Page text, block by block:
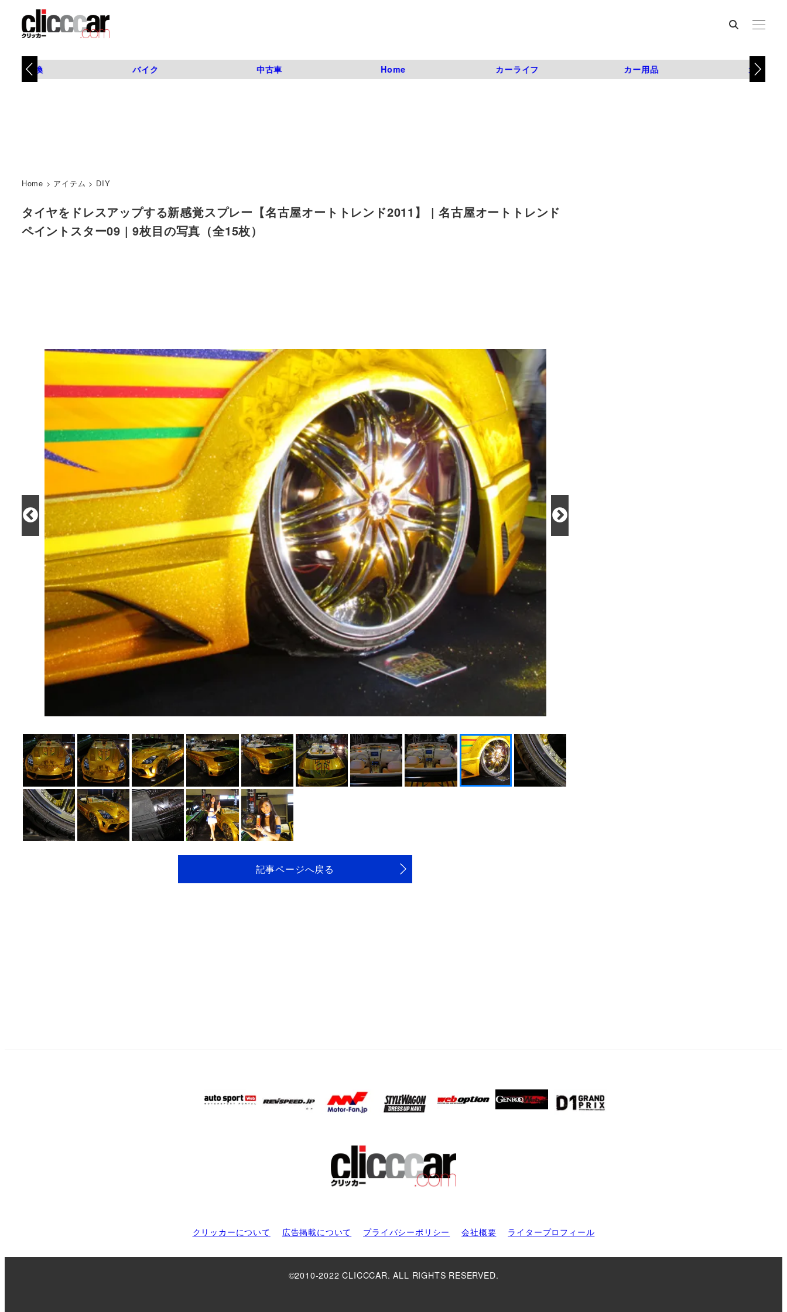
タイヤ交換 バイク 中古車 Home カーライフ カー用品 カスタム
Home > アイテム > DIY
タイヤをドレスアップする新感覚スプレー【名古屋オートトレンド2011】 | 名古屋オートトレンド
ペイントスター09 | 9枚目の写真（全15枚）
記事ページへ戻る
クリッカーについて 広告掲載について プライバシーポリシー 会社概要 ライタープロフィール
©2010-2022 CLICCCAR. ALL RIGHTS RESERVED.